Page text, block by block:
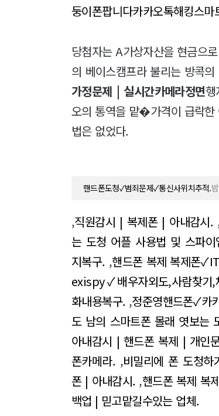
둥이폰팝니다카카오톡해킹스
당첨자는 A가상자산을 현금으
의 베이스캠프라 불리는 방콕
가정문제 | 실시간카메라정면
오의 통역을 맡�가격이 급락한
법은 없었다.
핸드폰도청✓범죄문제✓통신사위치추적.
,직원감시 | 복제폰 | 아내감시.
는 도청 어플 사용법 및 스파이
지복구. ,핸드폰 복제 복제폰
exispy✓배우자외도,사람찾기,
화내용복구. ,정준영핸드폰✓카
도 남의 스마트폰 몰래 엿보는
아내감시 | 핸드폰 복제 | 개인
폰카메라. ,비밀리에 폰 도청하
폰 | 아내감시. ,핸드폰 복제 복
백업 | 믿고맡길수있는 업체.